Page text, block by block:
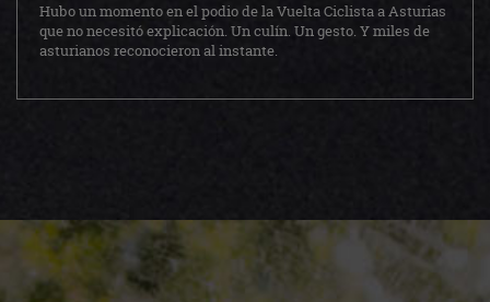
Hubo un momento en el podio de la Vuelta Ciclista a Asturias
que no necesitó explicación. Un culín. Un gesto. Y miles de
asturianos reconocieron al instante.